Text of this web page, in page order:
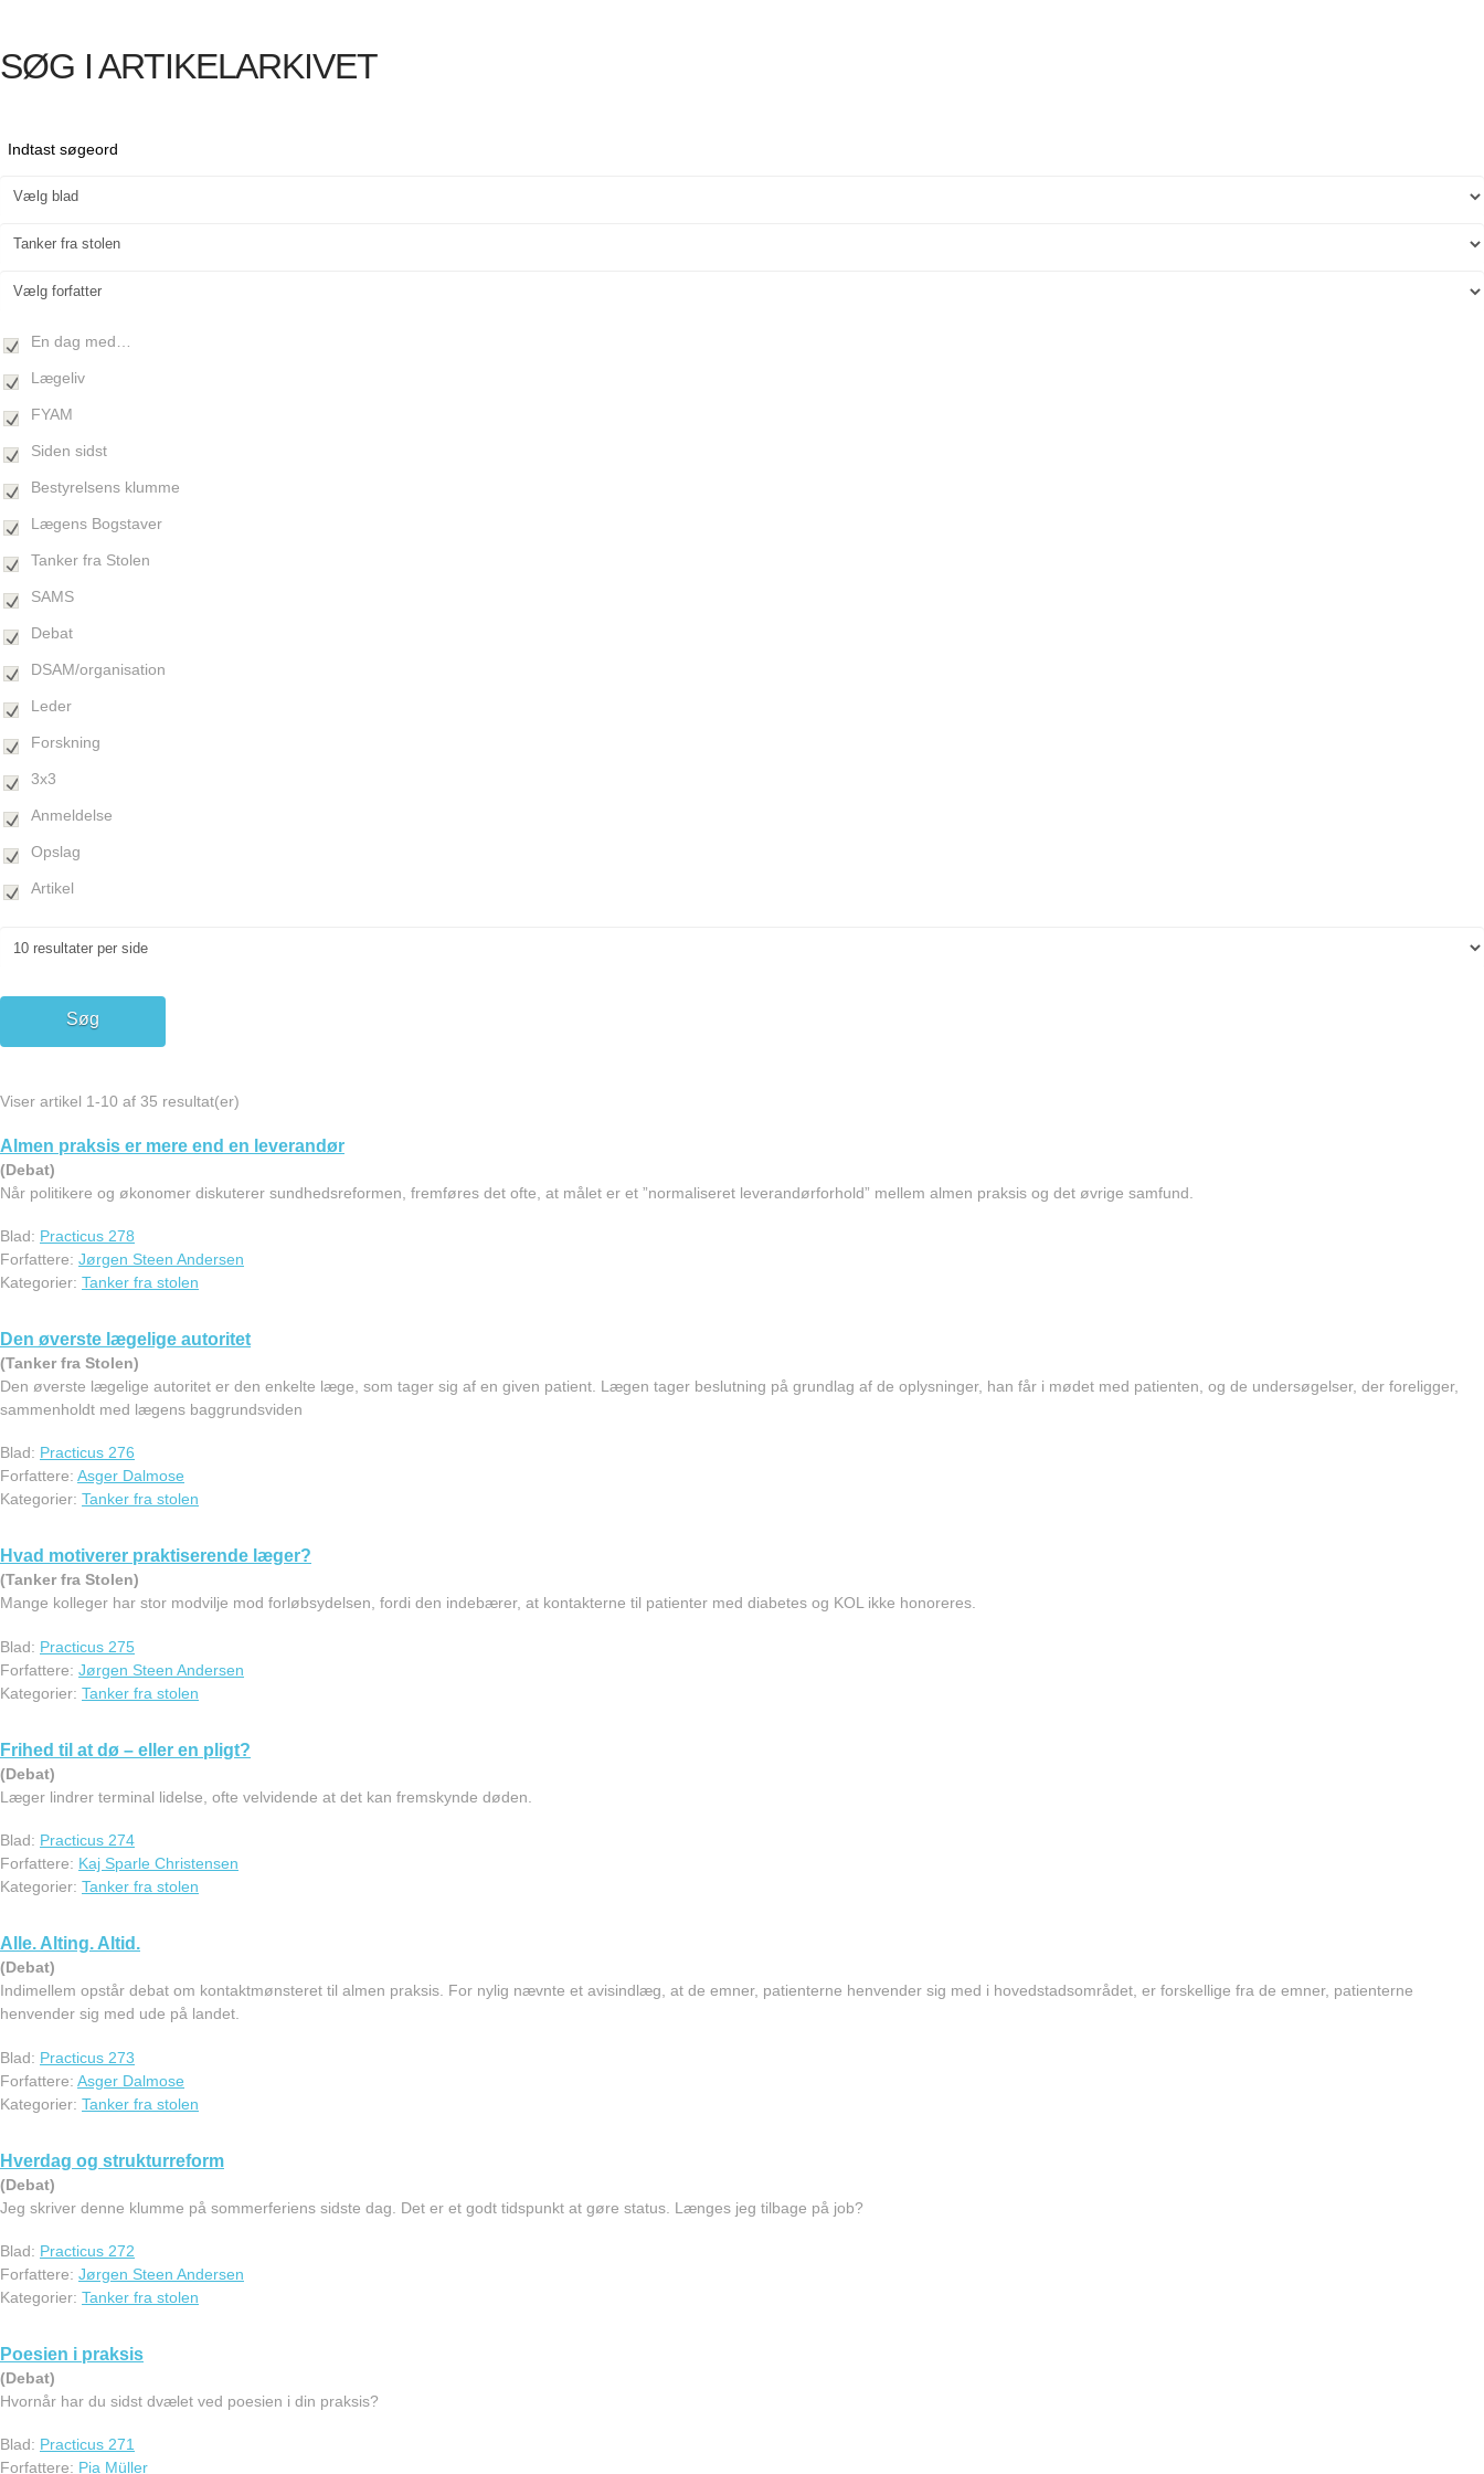
SØG I ARTIKELARKIVET
En dag med…
Lægeliv
FYAM
Siden sidst
Bestyrelsens klumme
Lægens Bogstaver
Tanker fra Stolen
SAMS
Debat
DSAM/organisation
Leder
Forskning
3x3
Anmeldelse
Opslag
Artikel
Viser artikel 1-10 af 35 resultat(er)
Almen praksis er mere end en leverandør
(Debat)
Når politikere og økonomer diskuterer sundhedsreformen, fremføres det ofte, at målet er et ”normaliseret leverandørforhold” mellem almen praksis og det øvrige samfund.
Blad: Practicus 278
Forfattere: Jørgen Steen Andersen
Kategorier: Tanker fra stolen
Den øverste lægelige autoritet
(Tanker fra Stolen)
Den øverste lægelige autoritet er den enkelte læge, som tager sig af en given patient. Lægen tager beslutning på grundlag af de oplysninger, han får i mødet med patienten, og de undersøgelser, der foreligger,
sammenholdt med lægens baggrundsviden
Blad: Practicus 276
Forfattere: Asger Dalmose
Kategorier: Tanker fra stolen
Hvad motiverer praktiserende læger?
(Tanker fra Stolen)
Mange kolleger har stor modvilje mod forløbsydelsen, fordi den indebærer, at kontakterne til patienter med diabetes og KOL ikke honoreres.
Blad: Practicus 275
Forfattere: Jørgen Steen Andersen
Kategorier: Tanker fra stolen
Frihed til at dø – eller en pligt?
(Debat)
Læger lindrer terminal lidelse, ofte velvidende at det kan fremskynde døden.
Blad: Practicus 274
Forfattere: Kaj Sparle Christensen
Kategorier: Tanker fra stolen
Alle. Alting. Altid.
(Debat)
Indimellem opstår debat om kontaktmønsteret til almen praksis. For nylig nævnte et avisindlæg, at de emner, patienterne henvender sig med i hovedstadsområdet, er forskellige fra de emner, patienterne
henvender sig med ude på landet.
Blad: Practicus 273
Forfattere: Asger Dalmose
Kategorier: Tanker fra stolen
Hverdag og strukturreform
(Debat)
Jeg skriver denne klumme på sommerferiens sidste dag. Det er et godt tidspunkt at gøre status. Længes jeg tilbage på job?
Blad: Practicus 272
Forfattere: Jørgen Steen Andersen
Kategorier: Tanker fra stolen
Poesien i praksis
(Debat)
Hvornår har du sidst dvælet ved poesien i din praksis?
Blad: Practicus 271
Forfattere: Pia Müller